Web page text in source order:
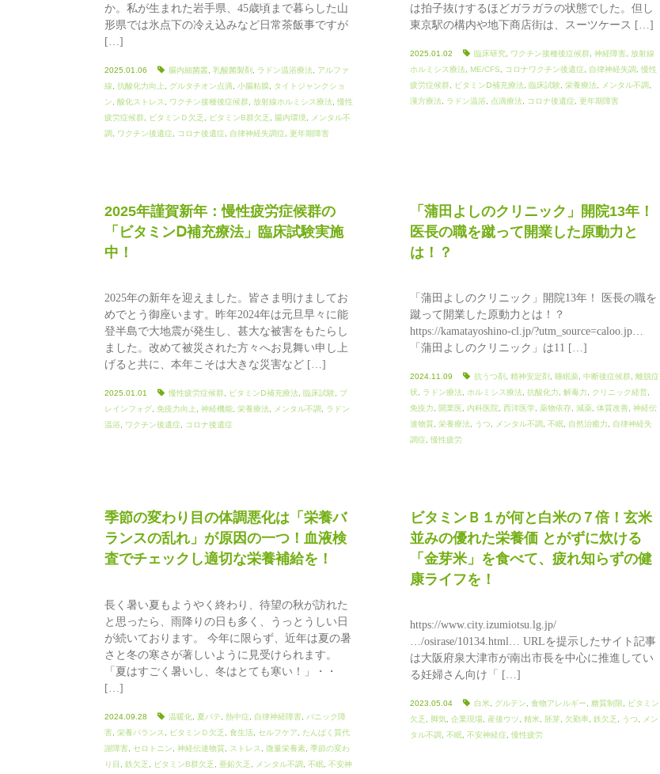
か。私が生まれた岩手県、45歳頃まで暮らした山
形県では氷点下の冷え込みなど日常茶飯事ですが
[…]
2025.01.06 腸内細菌叢 乳酸菌製剤 ラドン温浴療法
アルファ
線
抗酸化力向上 グルタチオン点滴 小腸粘膜
タイトジャンクショ
ン
酸化ストレス ワクチン接種後症候群 放射線ホルミシス療法 慢性
疲労症候群
ビタミンＤ欠乏 ビタミンB群欠乏 腸内環境
メンタル不
調
ワクチン後遺症 コロナ後遺症 自律神経失調症 更年期障害
は拍子抜けするほどガラガラの状態でした。但し
東京駅の構内や地下商店街は、スーツケース […]
2025.01.02 臨床研究 ワクチン接種後症候群 ,神経障害 ,放射線
ホルミシス療法
ME/CFS コロナワクチン後遺症 自律神経失調 ,慢性
疲労症候群
ビタミンⅮ補充療法 ,臨床試験 ,栄養療法 メンタル不調
漢方療法
ラドン温浴 点滴療法 コロナ後遺症 ,更年期障害
2025年謹賀新年：慢性疲労症候群の
「ビタミンⅮ補充療法」臨床試験実施
中！
2025年の新年を迎えました。皆さま明けましてお
めでとう御座います。昨年2024年は元旦早々に能
登半島で大地震が発生し、甚大な被害をもたらし
ました。改めて被災された方々へお見舞い申し上
げると共に、本年こそは大きな災害など […]
2025.01.01 慢性疲労症候群, ビタミンⅮ補充療法, 臨床試験, ブ
レインフォグ, 免疫力向上, 神経機能, 栄養療法, メンタル不調, ラドン
温浴, ワクチン後遺症, コロナ後遺症
「蒲田よしのクリニック」開院13年！
医長の職を蹴って開業した原動力と
は！？
「蒲田よしのクリニック」開院13年！ 医長の職を
蹴って開業した原動力とは！？
https://kamatayoshino-cl.jp/?utm_source=caloo.jp…
「蒲田よしのクリニック」は11 […]
2024.11.09 抗うつ剤 ,精神安定剤 ,睡眠薬,中断後症候群,離脱症
状, ラドン療法,ホルミシス療法,抗酸化力,解毒力, クリニック経営,
免疫力, 開業医, 内科医院,西洋医学,薬物依存,減薬,体質改善,神経伝
達物質,栄養療法, うつ, メンタル不調,不眠, 自然治癒力, 自律神経失
調症,慢性疲労
季節の変わり目の体調悪化は「栄養バ
ランスの乱れ」が原因の一つ！血液検
査でチェックし適切な栄養補給を！
長く暑い夏もようやく終わり、待望の秋が訪れた
と思ったら、雨降りの日も多く、うっとうしい日
が続いております。 今年に限らず、近年は夏の暑
さと冬の寒さが著しいように見受けられます。
「夏はすごく暑いし、冬はとても寒い！」・・
[…]
2024.09.28 温暖化 夏バテ 熱中症 自律神経障害
パニック障
害
栄養バランス ビタミンＤ欠乏 食生活 セルフケア
たんぱく質代
謝障害
セロトニン 神経伝達物質 ストレス 微量栄養素 季節の変わ
り目
鉄欠乏 ビタミンB群欠乏 亜鉛欠乏 メンタル不調 不眠 不安神
ビタミンＢ１が何と白米の７倍！玄米
並みの優れた栄養価 とがずに炊ける
「金芽米」を食べて、疲れ知らずの健
康ライフを！
https://www.city.izumiotsu.lg.jp/
…/osirase/10134.html… URLを提示したサイト記事
は大阪府泉大津市が南出市長を中心に推進してい
る妊婦さん向け「 […]
2023.05.04 白米, グルテン,食物アレルギー,糖質制限, ビタミン
欠乏 , 脚気,企業現場, 産後ウツ,精米, 胚芽, 欠勤率,鉄欠乏 , うつ, メン
タル不調,不眠,不安神経症,慢性疲労